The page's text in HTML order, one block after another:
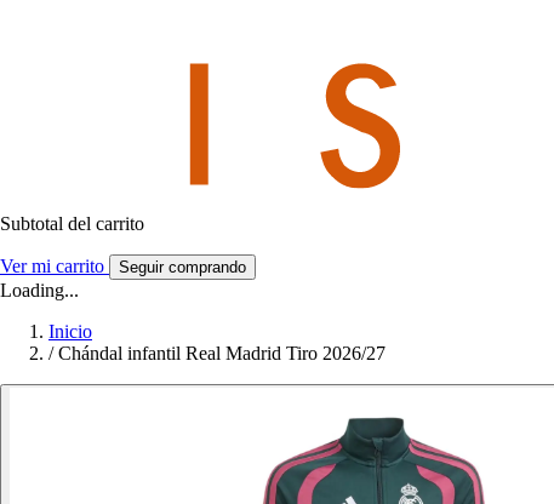
Subtotal del carrito
Ver mi carrito Seguir comprando
Loading...
Inicio
/ Chándal infantil Real Madrid Tiro 2026/27